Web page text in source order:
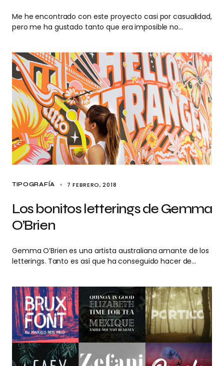
Me he encontrado con este proyecto casi por casualidad,
pero me ha gustado tanto que era imposible no…
TIPOGRAFÍA 7 FEBRERO, 2018
Los bonitos letterings de Gemma
O’Brien
Gemma O’Brien es una artista australiana amante de los
letterings. Tanto es así que ha conseguido hacer de…